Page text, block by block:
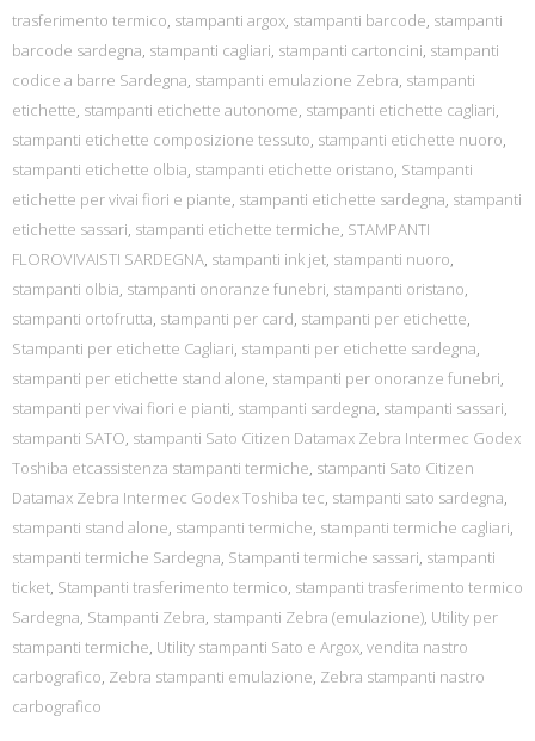
trasferimento termico, stampanti argox, stampanti barcode, stampanti
barcode sardegna, stampanti cagliari, stampanti cartoncini, stampanti
codice a barre Sardegna, stampanti emulazione Zebra, stampanti
etichette, stampanti etichette autonome, stampanti etichette cagliari,
stampanti etichette composizione tessuto, stampanti etichette nuoro,
stampanti etichette olbia, stampanti etichette oristano, Stampanti
etichette per vivai fiori e piante, stampanti etichette sardegna, stampanti
etichette sassari, stampanti etichette termiche, STAMPANTI
FLOROVIVAISTI SARDEGNA, stampanti ink jet, stampanti nuoro,
stampanti olbia, stampanti onoranze funebri, stampanti oristano,
stampanti ortofrutta, stampanti per card, stampanti per etichette,
Stampanti per etichette Cagliari, stampanti per etichette sardegna,
stampanti per etichette stand alone, stampanti per onoranze funebri,
stampanti per vivai fiori e pianti, stampanti sardegna, stampanti sassari,
stampanti SATO, stampanti Sato Citizen Datamax Zebra Intermec Godex
Toshiba etcassistenza stampanti termiche, stampanti Sato Citizen
Datamax Zebra Intermec Godex Toshiba tec, stampanti sato sardegna,
stampanti stand alone, stampanti termiche, stampanti termiche cagliari,
stampanti termiche Sardegna, Stampanti termiche sassari, stampanti
ticket, Stampanti trasferimento termico, stampanti trasferimento termico
Sardegna, Stampanti Zebra, stampanti Zebra (emulazione), Utility per
stampanti termiche, Utility stampanti Sato e Argox, vendita nastro
carbografico, Zebra stampanti emulazione, Zebra stampanti nastro
carbografico